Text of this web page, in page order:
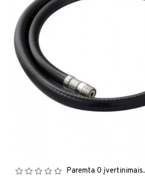
Paremta 0 įvertinimais.